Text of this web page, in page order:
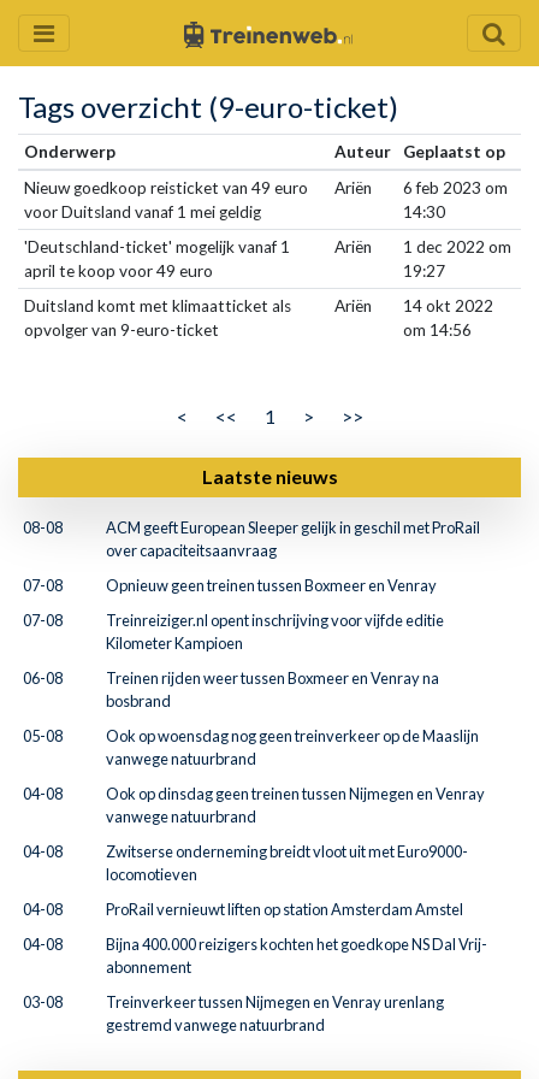
Tags overzicht (9-euro-ticket)
Onderwerp Auteur
Geplaatst op
Nieuw goedkoop reisticket van 49 euro
voor Duitsland vanaf 1 mei geldig
Ariën
6 feb 2023 om
14:30
'Deutschland-ticket' mogelijk vanaf 1
april te koop voor 49 euro
Ariën
1 dec 2022 om
19:27
Duitsland komt met klimaatticket als
opvolger van 9-euro-ticket
Ariën
14 okt 2022
om 14:56
< << 1 > >>
Laatste nieuws
08-08
ACM geeft European Sleeper gelijk in geschil met ProRail
over capaciteitsaanvraag
07-08
Opnieuw geen treinen tussen Boxmeer en Venray
07-08
Treinreiziger.nl opent inschrijving voor vijfde editie
Kilometer Kampioen
06-08
Treinen rijden weer tussen Boxmeer en Venray na
bosbrand
05-08
Ook op woensdag nog geen treinverkeer op de Maaslijn
vanwege natuurbrand
04-08
Ook op dinsdag geen treinen tussen Nijmegen en Venray
vanwege natuurbrand
04-08
Zwitserse onderneming breidt vloot uit met Euro9000-
locomotieven
04-08
ProRail vernieuwt liften op station Amsterdam Amstel
04-08
Bijna 400.000 reizigers kochten het goedkope NS Dal Vrij-
abonnement
03-08
Treinverkeer tussen Nijmegen en Venray urenlang
gestremd vanwege natuurbrand